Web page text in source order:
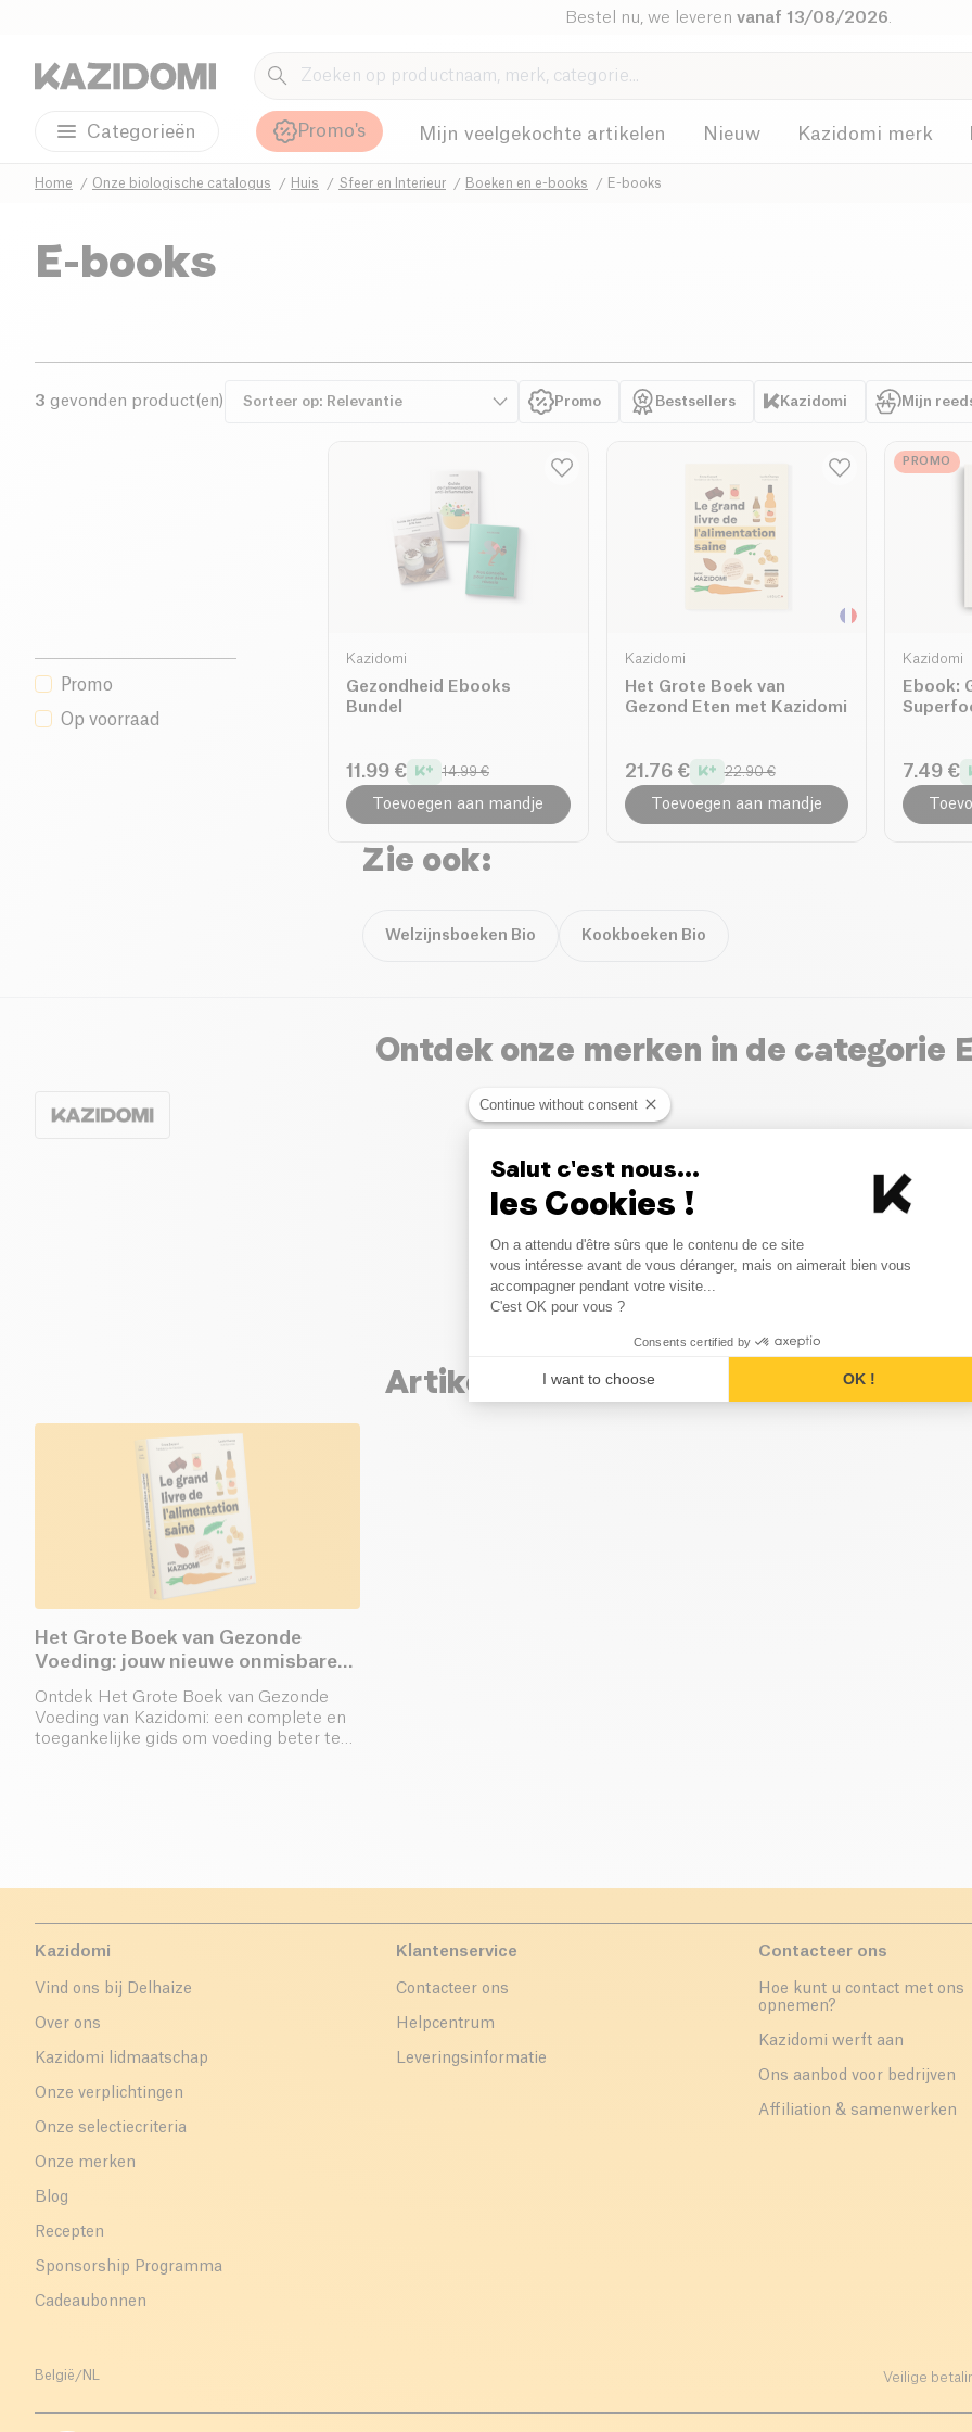
Bestel nu, we leverenvanaf 13/08/2026
Categorieën Promo's Mijn veelgekochte artikelen Nieuw Kazidomi merk
Home Onze biologische catalogus Huis Sfeer en Interieur Boeken en e-books E-books
E-books
3 gevonden product(en) Promo Bestsellers Kazidomi Mijn
Promo
Op voorraad
Kazidomi
Gezondheid Ebooks
Bundel
11.99 € 14.99 €
Toevoegen aan mandje
Kazidomi
Het Grote Boek van
Gezond Eten met Kazidomi
21.76 € 22.90 €
Toevoegen aan mandje
PROMO
Kazidomi
Ebook:
7.49 €
Zie ook:
Welzijnsboeken Bio Kookboeken Bio
Ontdek onze merken in de categorie
Artikelen en advies in de categorie
Het Grote Boek van Gezonde
Voeding: jouw nieuwe onmisbare
gids
Ontdek Het Grote Boek van Gezonde
Voeding van Kazidomi: een complete en
toegankelijke gids om voeding beter te
Kazidomi
Vind ons bij Delhaize
Over ons
Kazidomi lidmaatschap
Onze verplichtingen
Onze selectiecriteria
Onze merken
Blog
Recepten
Sponsorship Programma
Cadeaubonnen
Klantenservice
Contacteer ons
Helpcentrum
Leveringsinformatie
Contacteer ons
Hoe kunt u contact met ons
opnemen?
Kazidomi werft aan
Ons aanbod voor bedrijven
Affiliation & samenwerken
België /NL Veilige
Continue without consent
Salut c'est nous...
les Cookies !
Consent Management
On a attendu d'être sûrs que le contenu de ce site
vous intéresse avant de vous déranger, mais on aimerait bien vous
accompagner pendant votre visite...
C'est OK pour vous ?
Consents certified by
I want to choose OK !
Axeptio consent